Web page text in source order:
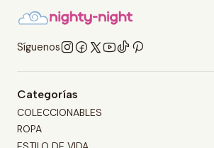
Síguenos
Categorías
COLECCIONABLES
ROPA